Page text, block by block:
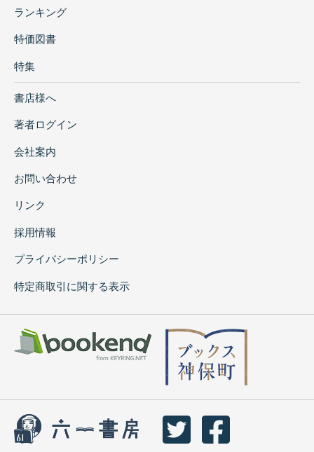
ランキング
特価図書
特集
書店様へ
著者ログイン
会社案内
お問い合わせ
リンク
採用情報
プライバシーポリシー
特定商取引に関する表示